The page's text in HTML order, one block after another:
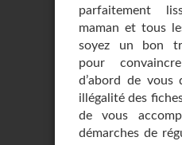
parfaitement
maman et tous
soyez un bon
pour
d’abord de
illégalité des
de vous
démarches de